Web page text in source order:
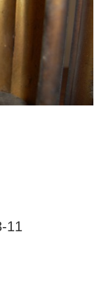
11